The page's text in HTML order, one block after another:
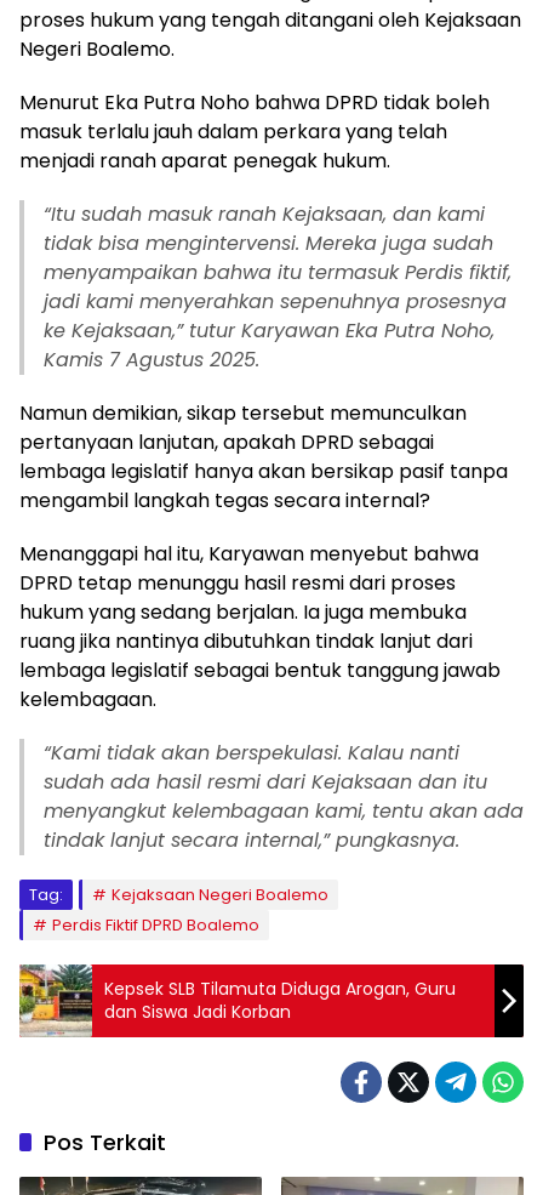
proses hukum yang tengah ditangani oleh Kejaksaan
Negeri Boalemo.
Menurut Eka Putra Noho bahwa DPRD tidak boleh
masuk terlalu jauh dalam perkara yang telah
menjadi ranah aparat penegak hukum.
“Itu sudah masuk ranah Kejaksaan, dan kami
tidak bisa mengintervensi. Mereka juga sudah
menyampaikan bahwa itu termasuk Perdis fiktif,
jadi kami menyerahkan sepenuhnya prosesnya
ke Kejaksaan,” tutur Karyawan Eka Putra Noho,
Kamis 7 Agustus 2025.
Namun demikian, sikap tersebut memunculkan
pertanyaan lanjutan, apakah DPRD sebagai
lembaga legislatif hanya akan bersikap pasif tanpa
mengambil langkah tegas secara internal?
Menanggapi hal itu, Karyawan menyebut bahwa
DPRD tetap menunggu hasil resmi dari proses
hukum yang sedang berjalan. Ia juga membuka
ruang jika nantinya dibutuhkan tindak lanjut dari
lembaga legislatif sebagai bentuk tanggung jawab
kelembagaan.
“Kami tidak akan berspekulasi. Kalau nanti
sudah ada hasil resmi dari Kejaksaan dan itu
menyangkut kelembagaan kami, tentu akan ada
tindak lanjut secara internal,” pungkasnya.
Tag:
Kejaksaan Negeri Boalemo
Perdis Fiktif DPRD Boalemo
Kepsek SLB Tilamuta Diduga Arogan, Guru
dan Siswa Jadi Korban
Pos Terkait